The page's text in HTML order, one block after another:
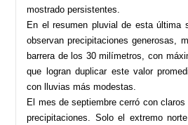
mostrado persistentes.
En el resumen pluvial de esta última
observan precipitaciones generosas,
barrera de los 30 milímetros, con
que logran duplicar este valor
con lluvias más modestas.
El mes de septiembre cerró con
precipitaciones. Solo el extremo